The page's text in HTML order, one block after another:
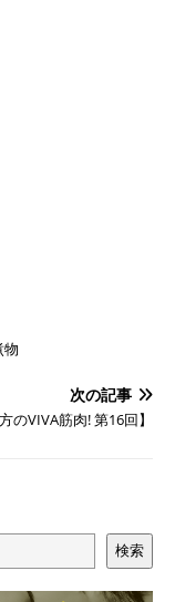
物
次の記事
VIVA筋肉! 第16回】
検索